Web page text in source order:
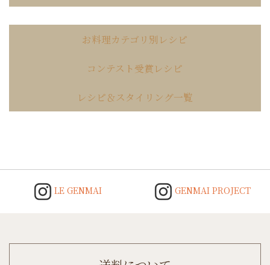
お料理カテゴリ別レシピ
コンテスト受賞レシピ
レシピ＆スタイリング一覧
LE GENMAI GENMAI PROJECT